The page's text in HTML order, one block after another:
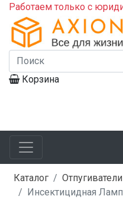
Работаем только с
Корзина
Каталог
Отпугиватели
Инсектицидная